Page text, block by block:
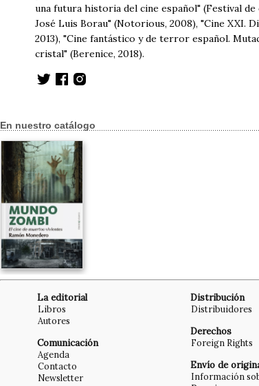
una futura historia del cine español" (Festival
José Luis Borau" (Notorious, 2008), "Cine XXI.
2013), "Cine fantástico y de terror español.
cristal" (Berenice, 2018).
En nuestro catálogo
La editorial
Libros
Autores
Comunicación
Agenda
Contacto
Newsletter
Distribución
Distribuidores
Derechos
Foreign Rights
Envío de
Información